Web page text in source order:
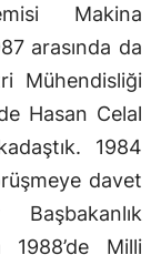
Makina
arasında da
Mühendisliği
Hasan Celal
1984
davet
1988’de Milli